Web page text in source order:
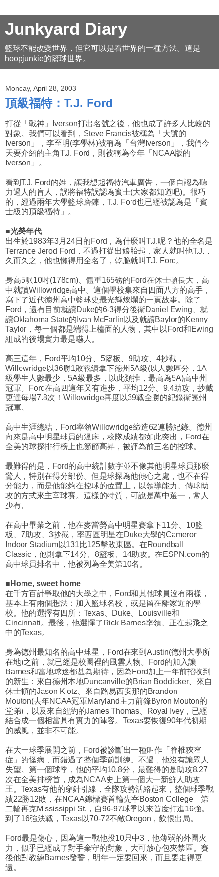
Junkyard Diary
籃球不能改變世界，但它可以是看世界的一種方法。這是
hoopjunkie的籃球世界。
Monday, April 28, 2003
頂級福特：T.J. Ford
打從「戰神」Iverson打出名號之後，他也成了許多人比較的
對象。我們可以看到，Steve Francis被稱為「大號的
Iverson」，李至明(李學林)被稱為「台灣Iverson」，我們今
天要介紹的主角T.J. Ford，則被稱為今年「NCAA版的
Iverson」。
看到T.J. Ford的姓，讓我想起福特汽車廣告，一個自認為聽
力過人的盲人，誤將福特誤認為賓士(大家都知道吧)。很巧
的，經過兩年大學籃球磨鍊，T.J. Ford也已經被認為是「賓
士級的頂級福特」。
■光榮年代
出生於1983年3月24日的Ford，為什麼叫T.J.呢？他的全名是
Terrance Jerod Ford，不過打從出娘胎起，家人就叫他T.J.，
久而久之，他也懶得用全名了，乾脆就叫T.J. Ford。
身高5呎10吋(178cm)、體重165磅的Ford在休士頓長大，高
中就讀Willowridge高中。這個學校集來自四面八方的高手，
寫下了近代德州高中籃球史最光輝燦爛的一頁故事。除了
Ford，還有目前就讀Duke的6-3得分後衛Daniel Ewing、就
讀Oklahoma State的Ivan McFarlin以及就讀Baylor的Kenny
Taylor，每一個都是端得上檯面的人物，其中以Ford和Ewing
組成的後場實力最是嚇人。
高三這年，Ford平均10分、5籃板、9助攻、4抄截，
Willowridge以36勝1敗戰績拿下德州5A級(以人數區分，1A
級學生人數最少，5A級最多，以此類推，最高為5A)高中州
冠軍。Ford在高四這年又有進步，平均12分、9.4助攻，抄截
更達每場7.8次！Willowridge再度以39戰全勝的紀錄衛冕州
冠軍。
高中生涯總結，Ford率領Willowridge締造62連勝紀錄。德州
向來是高中明星球員的溫床，校隊成績都如此突出，Ford在
全美的球探排行榜上也節節高昇，被評為前三名的控球。
最難得的是，Ford的高中統計數字並不像其他明星球員那麼
驚人，特別在得分部份。但是球探為他傾心之處，也不在得
分能力，而是他能夠在控球的位置上，以領導能力、傳球助
攻的方式來主宰球賽。這樣的特質，可說是萬中選一，常人
少有。
在高中畢業之前，他在麥當勞高中明星賽拿下11分、10籃
板、7助攻、3抄截，率西區明星在Duke大學的Cameron
Indoor Stadium以131比125擊敗東區。在Roundball
Classic，他則拿下14分、8籃板、14助攻。在ESPN.com的
高中球員排名中，他被列為全美第10名。
■Home, sweet home
在千方百計爭取他的大學之中，Ford和其他球員沒有兩樣，
基本上有兩個想法：加入籃球名校，或是留在離家近的學
校。他的選擇有四所：Texas、Duke、Louisville和
Cincinnati。最後，他選擇了Rick Barnes率領、正在起飛之
中的Texas。
身為德州最知名的高中球星，Ford在來到Austin(德州大學所
在地)之前，就已經是校園裡的風雲人物。Ford的加入讓
Barnes和當地球迷都甚為期待，因為Ford加上一年前招收到
的新生：來自德州本地Duncanville的Brian Boddicker、來自
休士頓的Jason Klotz、來自路易西安那的Brandon
Mouton(去年NCAA冠軍Maryland主力前鋒Byron Mouton的
堂弟)，以及來自紐約的James Thomas、Royal Ivey，已經
結合成一個相當具有實力的陣容。Texas要恢復90年代初期
的威風，並非不可能。
在大一球季展開之前，Ford被診斷出一種叫作「脊椎狹窄
症」的怪病，而錯過了整個季前訓練。不過，他沒有讓眾人
失望。第一個球季，他的平均10.8分，最難得的是助攻8.27
次在全美排榜首，成為NCAA史上第一個大一新鮮人助攻
王。Texas有他的穿針引線，全隊攻勢活絡起來，整個球季戰
績22勝12敗，在NCAA錦標賽首輪先宰Boston College，第
二輪再克Mississippi St.，自96-97球季以來首度打進16強。
到了16強決戰，Texas以70-72不敵Oregon，飲恨出局。
Ford最是傷心，因為這一戰他投10只中3，他薄弱的外圍火
力，似乎已經成了對手棄守的對象，大可放心包夾禁區。賽
後他對教練Barnes發誓，明年一定要回來，而且要走得更
遠。